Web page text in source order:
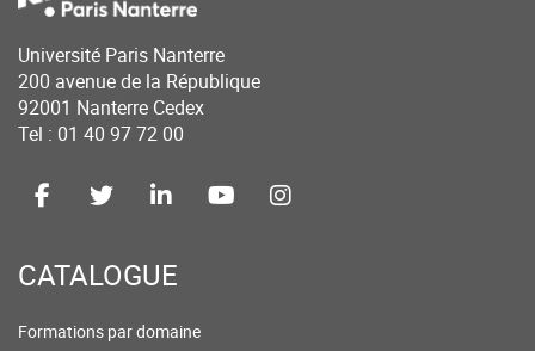
Université Paris Nanterre
200 avenue de la République
92001 Nanterre Cedex
Tel : 01 40 97 72 00
CATALOGUE
Formations par domaine